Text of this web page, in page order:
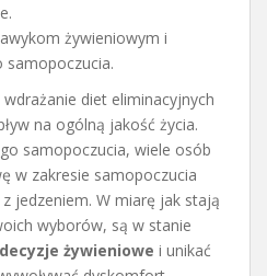
żywieniowym i
diet eliminacyjnych
na ogólną jakość życia.
samopoczucia, wiele osób
w zakresie samopoczucia
jedzeniem. W miarę jak stają
wyborów, są w stanie
żywieniowe i unikać